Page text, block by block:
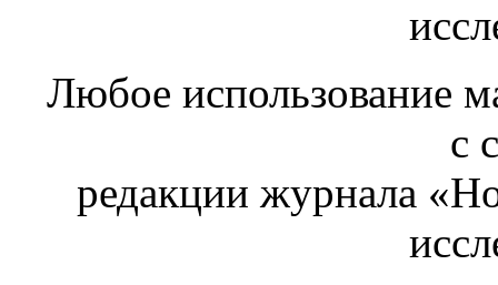
Любое использование
с
редакции журнала